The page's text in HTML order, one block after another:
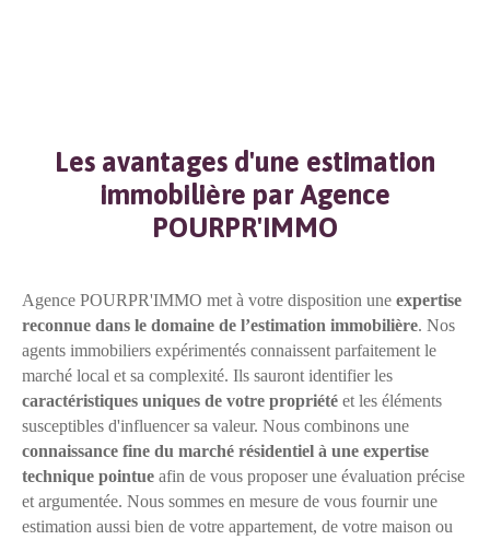
Les avantages d'une estimation
immobilière par Agence
POURPR'IMMO
Agence POURPR'IMMO met à votre disposition une expertise
reconnue dans le domaine de l’estimation immobilière. Nos
agents immobiliers expérimentés connaissent parfaitement le
marché local et sa complexité. Ils sauront identifier les
caractéristiques uniques de votre propriété et les éléments
susceptibles d'influencer sa valeur. Nous combinons une
connaissance fine du marché résidentiel à une expertise
technique pointue afin de vous proposer une évaluation précise
et argumentée. Nous sommes en mesure de vous fournir une
estimation aussi bien de votre appartement, de votre maison ou